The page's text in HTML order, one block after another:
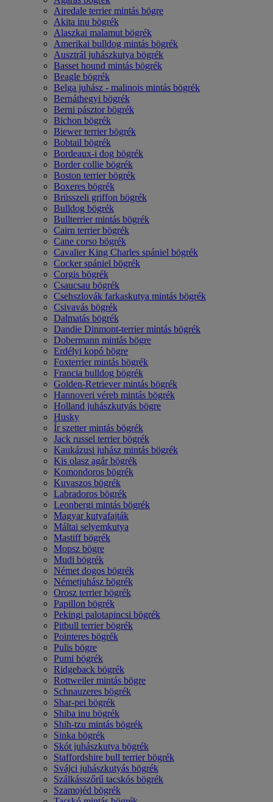
Airedale terrier mintás bögre
Akita inu bögrék
Alaszkai malamut bögrék
Amerikai bulldog mintás bögrék
Ausztrál juhászkutya bögrék
Basset hound mintás bögrék
Beagle bögrék
Belga juhász - malinois mintás bögrék
Bernáthegyi bögrék
Berni pásztor bögrék
Bichon bögrék
Biewer terrier bögrék
Bobtail bögrék
Bordeaux-i dog bögrék
Border collie bögrék
Boston terrier bögrék
Boxeres bögrék
Brüsszeli griffon bögrék
Bulldog bögrék
Bullterrier mintás bögrék
Cairn terrier bögrék
Cane corso bögrék
Cavalier King Charles spániel bögrék
Cocker spániel bögrék
Corgis bögrék
Csaucsau bögrék
Csehszlovák farkaskutya mintás bögrék
Csivavás bögrék
Dalmatás bögrék
Dandie Dinmont-terrier mintás bögrék
Dobermann mintás bögre
Erdélyi kopó bögre
Foxterrier mintás bögrék
Francia bulldog bögrék
Golden-Retriever mintás bögrék
Hannoveri véreb mintás bögrék
Holland juhászkutyás bögre
Husky
Ír szetter mintás bögrék
Jack russel terrier bögrék
Kaukázusi juhász mintás bögrék
Kis olasz agár bögrék
Komondoros bögrék
Kuvaszos bögrék
Labradoros bögrék
Leonbergi mintás bögrék
Magyar kutyafajták
Máltai selyemkutya
Mastiff bögrék
Mopsz bögre
Mudi bögrék
Német dogos bögrék
Németjuhász bögrék
Orosz terrier bögrék
Papillon bögrék
Pekingi palotapincsi bögrék
Pitbull terrier bögrék
Pointeres bögrék
Pulis bögre
Pumi bögrék
Ridgeback bögrék
Rottweiler mintás bögre
Schnauzeres bögrék
Shar-pei bögrék
Shiba inu bögrék
Shih-tzu mintás bögrék
Sinka bögrék
Skót juhászkutya bögrék
Staffordshire bull terrier bögrék
Svájci juhászkutyás bögrék
Szálkásszőrű tacskós bögrék
Szamojéd bögrék